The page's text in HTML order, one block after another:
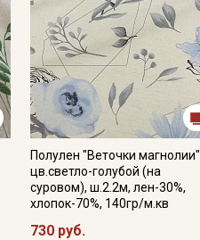
Полулен "Веточки магнолии"
цв.светло-голубой (на
суровом), ш.2.2м, лен-30%,
хлопок-70%, 140гр/м.кв
730 руб.